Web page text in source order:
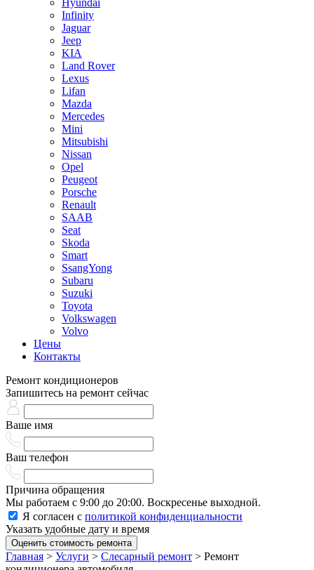
Hyundai
Infinity
Jaguar
Jeep
KIA
Land Rover
Lexus
Lifan
Mazda
Mercedes
Mini
Mitsubishi
Nissan
Opel
Peugeot
Porsche
Renault
SAAB
Seat
Skoda
Smart
SsangYong
Subaru
Suzuki
Toyota
Volkswagen
Volvo
Цены
Контакты
Ремонт кондиционеров
Запишитесь на ремонт сейчас
Ваше имя
Ваш телефон
Причина обращения
Мы работаем с 9:00 до 20:00. Воскресенье выходной.
Я согласен с политикой конфиденциальности
Указать удобные дату и время
Оценить стоимость ремонта
Главная > Услуги > Слесарный ремонт > Ремонт